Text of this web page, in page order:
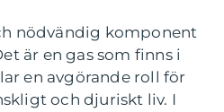
nödvändig komponent
är en gas som finns i
en avgörande roll för
och djuriskt liv. I